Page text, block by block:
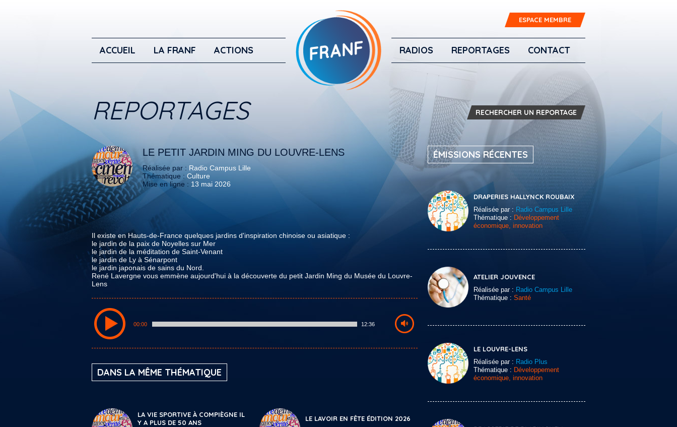
ESPACE MEMBRE
ACCUEIL LA FRANF ACTIONS RADIOS REPORTAGES CONTACT
REPORTAGES RECHERCHER UN REPORTAGE
LE PETIT JARDIN MING DU LOUVRE-LENS
Réalisée par : Radio Campus Lille
Thématique : Culture
Mise en ligne : 13 mai 2026
Il existe en Hauts-de-France quelques jardins d'inspiration chinoise ou asiatique :
le jardin de la paix de Noyelles sur Mer
le jardin de la méditation de Saint-Venant
le jardin de Ly à Sénarpont
le jardin japonais de sains du Nord.
René Lavergne vous emmène aujourd'hui à la découverte du petit Jardin Ming du Musée du Louvre-
Lens
00:00 12:36
DANS LA MÊME THÉMATIQUE
LA VIE SPORTIVE À COMPIÈGNE IL
Y A PLUS DE 50 ANS
LE LAVOIR EN FÊTE ÉDITION 2026
ÉMISSIONS RÉCENTES
DRAPERIES HALLYNCK ROUBAIX
Réalisée par : Radio Campus Lille
Thématique : Développement
économique, innovation
ATELIER JOUVENCE
Réalisée par : Radio Campus Lille
Thématique : Santé
LE LOUVRE-LENS
Réalisée par : Radio Plus
Thématique : Développement
économique, innovation